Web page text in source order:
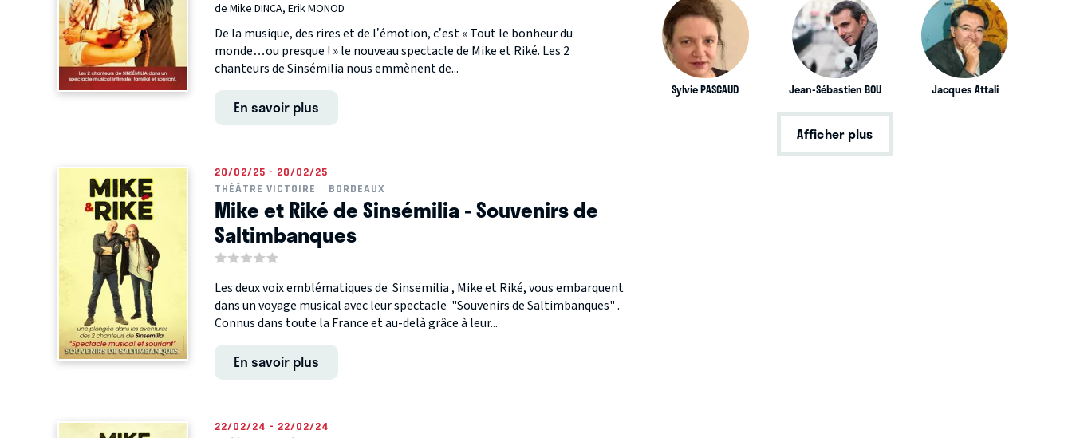
de Mike DINCA, Erik MONOD
De la musique, des rires et de l’émotion, c’est « Tout le bonheur du
monde…ou presque ! » le nouveau spectacle de Mike et Riké. Les 2
chanteurs de Sinsémilia nous emmènent de...
En savoir plus
20/02/25 - 20/02/25
THÉÂTRE VICTOIRE
BORDEAUX
Mike et Riké de Sinsémilia - Souvenirs de
Saltimbanques
Les deux voix emblématiques de Sinsemilia , Mike et Riké, vous embarquent
dans un voyage musical avec leur spectacle "Souvenirs de Saltimbanques" .
Connus dans toute la France et au-delà grâce à leur...
En savoir plus
22/02/24 - 22/02/24
Sylvie PASCAUD Jean-Sébastien BOU Jacques Attali
Afficher plus